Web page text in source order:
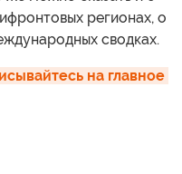
регионах, о
сводках.
на главное